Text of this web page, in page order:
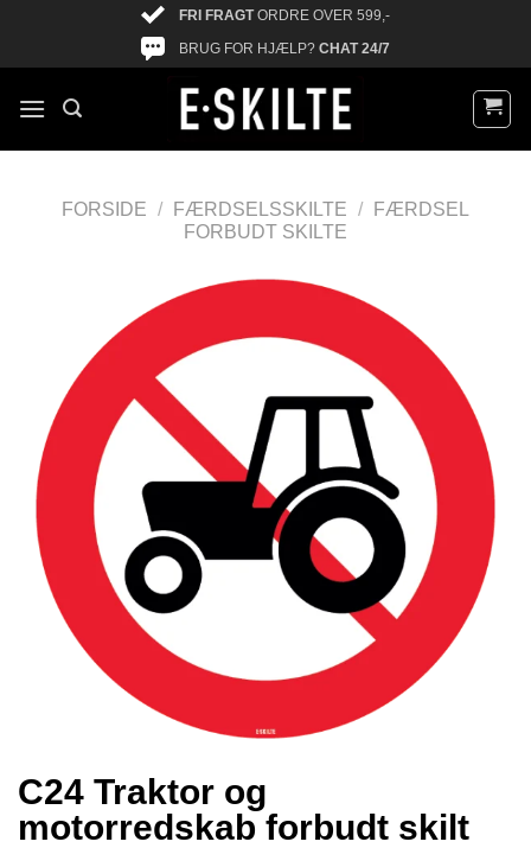
FRI FRAGTORDRE OVER 599,-
BRUG FOR HJÆLP? CHAT 24/7
FORSIDE / FÆRDSELSSKILTE /
FÆRDSEL
FORBUDT SKILTE
C24 Traktor og
motorredskab forbudt skilt